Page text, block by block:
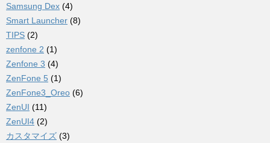
Samsung Dex (4)
Smart Launcher (8)
TIPS (2)
zenfone 2 (1)
Zenfone 3 (4)
ZenFone 5 (1)
ZenFone3_Oreo (6)
ZenUI (11)
ZenUI4 (2)
カスタマイズ (3)